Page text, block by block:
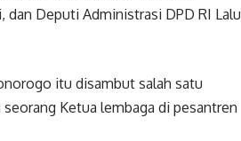
dan Deputi Administrasi DPD RI Lalu
itu disambut salah satu
Ketua lembaga di pesantren